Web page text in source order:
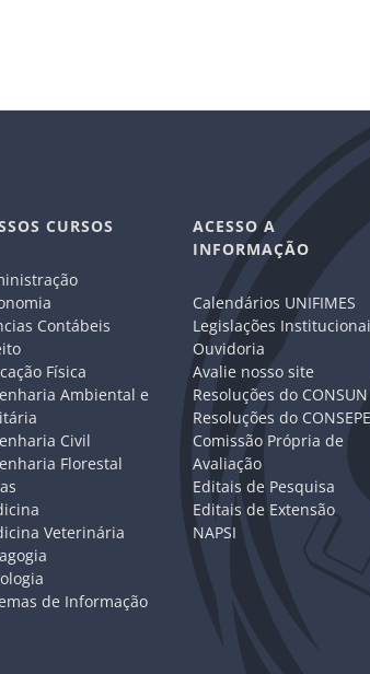
CURSOS
Contábeis
Física
Ambiental e
Civil
Florestal
Veterinária
de Informação
ACESSO A
INFORMAÇÃO
Calendários UNIFIMES
Legislações
Ouvidoria
Avalie nosso site
Resoluções do CONSUN
Resoluções do CONSEPE
Comissão Própria de
Avaliação
Editais de Pesquisa
Editais de Extensão
NAPSI